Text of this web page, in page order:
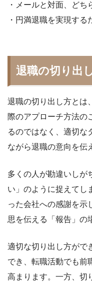
・メールと対面、ど
・円満退職を実現す
退職の切り出
退職の切り出し方とは
際のアプローチ方法の
るのではなく、適切な
ながら退職の意向を伝
多くの人が勘違いしが
い」のように捉えてし
った会社への感謝を示
思を伝える「報告」の
適切な切り出し方がで
でき、転職活動でも前
高まります。一方、切